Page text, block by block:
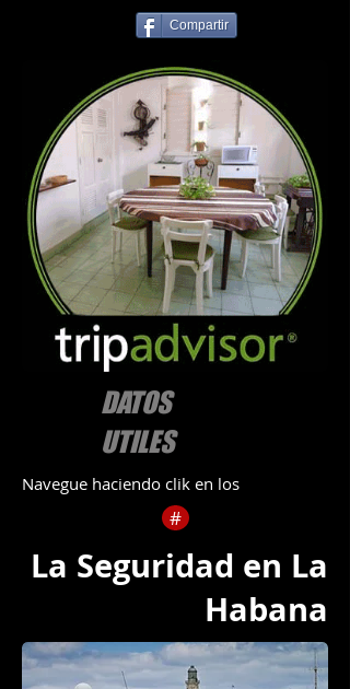
Compartir
DATOS
UTILES
La Seguridad en La
Habana
Navegue haciendo clik en los
#